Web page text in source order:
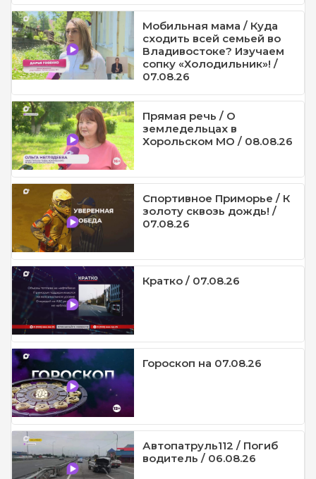
Мобильная мама / Куда
сходить всей семьей во
Владивостоке? Изучаем
сопку «Холодильник»! /
07.08.26
Прямая речь / О
земледельцах в
Хорольском МО / 08.08.26
Спортивное Приморье / К
золоту сквозь дождь! /
07.08.26
Кратко / 07.08.26
Гороскоп на 07.08.26
Автопатруль112 / Погиб
водитель / 06.08.26